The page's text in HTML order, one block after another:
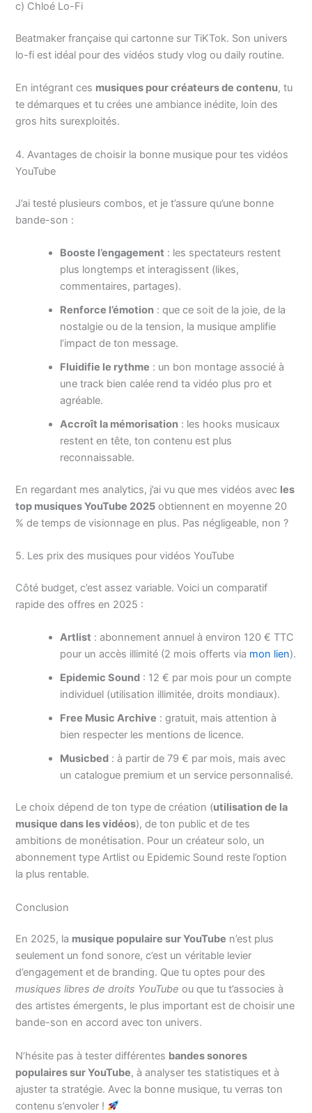
c) Chloé Lo-Fi
Beatmaker française qui cartonne sur TiKTok. Son univers
lo-fi est idéal pour des vidéos study vlog ou daily routine.
En intégrant ces musiques pour créateurs de contenu, tu
te démarques et tu crées une ambiance inédite, loin des
gros hits surexploités.
4. Avantages de choisir la bonne musique pour tes vidéos
YouTube
J’ai testé plusieurs combos, et je t’assure qu’une bonne
bande-son :
Booste l’engagement : les spectateurs restent
plus longtemps et interagissent (likes,
commentaires, partages).
Renforce l’émotion : que ce soit de la joie, de la
nostalgie ou de la tension, la musique amplifie
l’impact de ton message.
Fluidifie le rythme : un bon montage associé à
une track bien calée rend ta vidéo plus pro et
agréable.
Accroît la mémorisation : les hooks musicaux
restent en tête, ton contenu est plus
reconnaissable.
En regardant mes analytics, j’ai vu que mes vidéos avec les
top musiques YouTube 2025 obtiennent en moyenne 20
% de temps de visionnage en plus. Pas négligeable, non ?
5. Les prix des musiques pour vidéos YouTube
Côté budget, c’est assez variable. Voici un comparatif
rapide des offres en 2025 :
Artlist : abonnement annuel à environ 120 € TTC
pour un accès illimité (2 mois offerts via mon lien).
Epidemic Sound : 12 € par mois pour un compte
individuel (utilisation illimitée, droits mondiaux).
Free Music Archive : gratuit, mais attention à
bien respecter les mentions de licence.
Musicbed : à partir de 79 € par mois, mais avec
un catalogue premium et un service personnalisé.
Le choix dépend de ton type de création (utilisation de la
musique dans les vidéos), de ton public et de tes
ambitions de monétisation. Pour un créateur solo, un
abonnement type Artlist ou Epidemic Sound reste l’option
la plus rentable.
Conclusion
En 2025, la musique populaire sur YouTube n’est plus
seulement un fond sonore, c’est un véritable levier
d’engagement et de branding. Que tu optes pour des
musiques libres de droits YouTube ou que tu t’associes à
des artistes émergents, le plus important est de choisir une
bande-son en accord avec ton univers.
N’hésite pas à tester différentes bandes sonores
populaires sur YouTube, à analyser tes statistiques et à
ajuster ta stratégie. Avec la bonne musique, tu verras ton
contenu s’envoler !